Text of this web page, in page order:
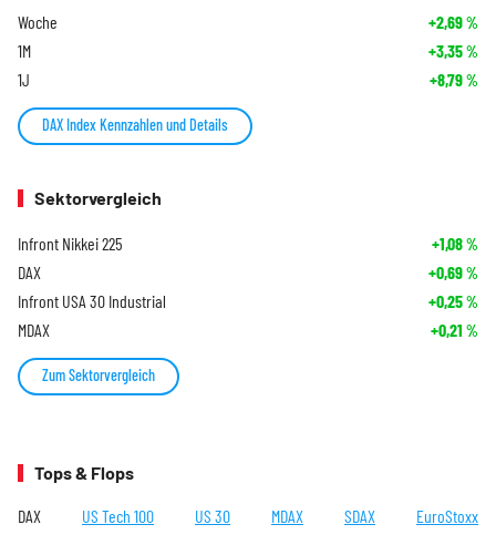
Woche +2,69%
1M +3,35%
1J +8,79%
DAX Index Kennzahlen und Details
Sektorvergleich
Infront Nikkei 225 +1,08%
DAX +0,69%
Infront USA 30 Industrial +0,25%
MDAX +0,21 %
Zum Sektorvergleich
Tops & Flops
DAX US Tech 100 US 30 MDAX SDAX EuroStoxx